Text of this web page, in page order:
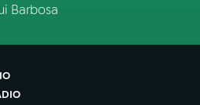
Barbosa